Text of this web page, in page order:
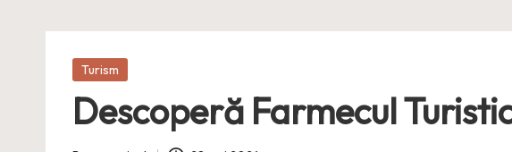
Posted
Turism
Descoperă Farmecul